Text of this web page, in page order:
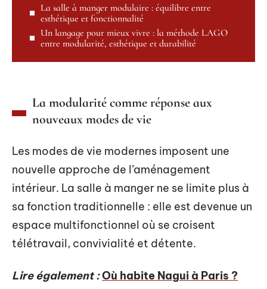
La salle à manger modulaire : équilibre entre
esthétique et fonctionnalité
Un langage pour mieux vivre : la méthode LAGO
entre modularité, esthétique et durabilité
La modularité comme réponse aux
nouveaux modes de vie
Les modes de vie modernes imposent une
nouvelle approche de l’aménagement
intérieur. La salle à manger ne se limite plus à
sa fonction traditionnelle : elle est devenue un
espace multifonctionnel où se croisent
télétravail, convivialité et détente.
Lire également :Où habite Nagui à Paris ?